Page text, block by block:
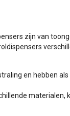
zijn van
en hebben
materialen,